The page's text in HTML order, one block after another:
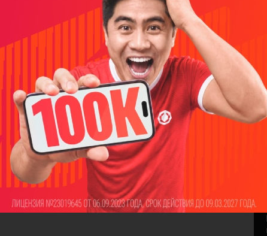
НАПИСАТЬ